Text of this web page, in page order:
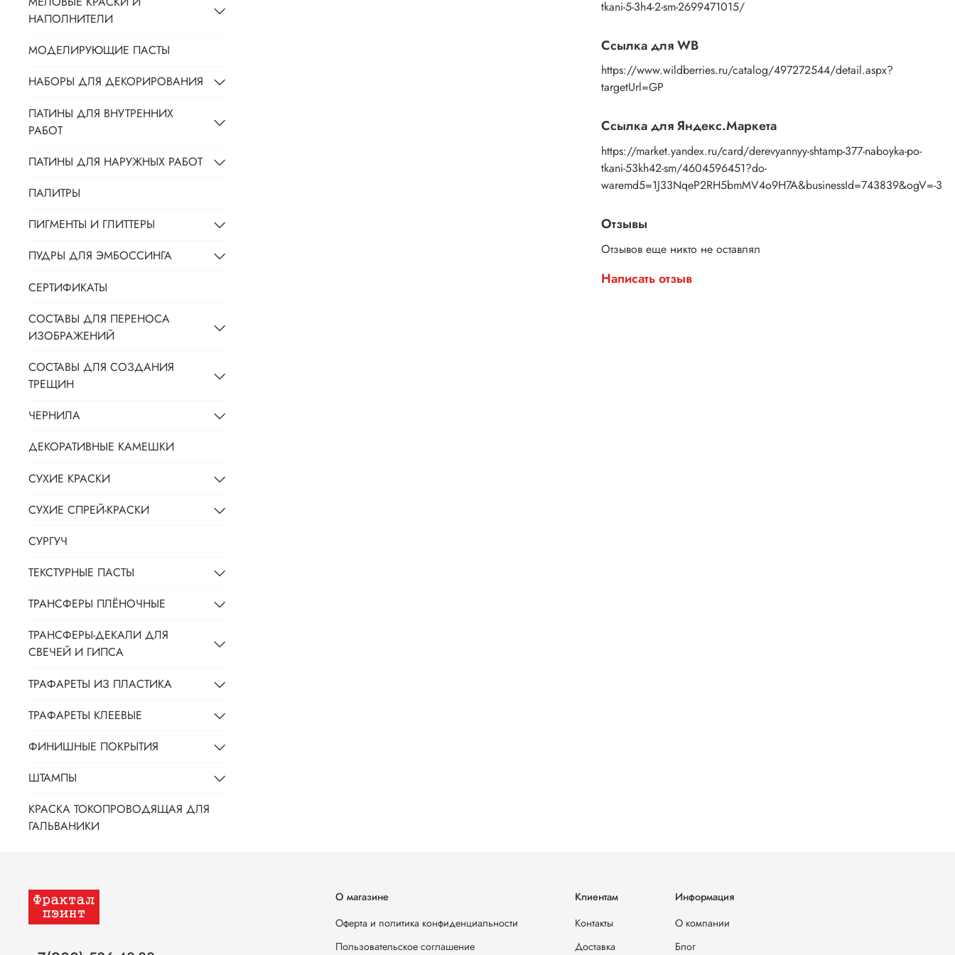
tkani-5-3h4-2-sm-2699471015/
Ссылка для WB
https://www.wildberries.ru/catalog/497272544/detail.aspx?
targetUrl=GP
Ссылка для Яндекс.Маркета
https://market.yandex.ru/card/derevyannyy-shtamp-377-naboyka-po-
tkani-53kh42-sm/4604596451?do-
waremd5=1J33NqeP2RH5bmMV4o9H7A&businessId=743839&ogV=-3
Отзывы
Отзывов еще никто не оставлял
Написать отзыв
НАПОЛНИТЕЛИ
МОДЕЛИРУЮЩИЕ ПАСТЫ
НАБОРЫ ДЛЯ ДЕКОРИРОВАНИЯ
ПАТИНЫ ДЛЯ ВНУТРЕННИХ
РАБОТ
ПАТИНЫ ДЛЯ НАРУЖНЫХ РАБОТ
ПАЛИТРЫ
ПИГМЕНТЫ И ГЛИТТЕРЫ
ПУДРЫ ДЛЯ ЭМБОССИНГА
СЕРТИФИКАТЫ
СОСТАВЫ ДЛЯ ПЕРЕНОСА
ИЗОБРАЖЕНИЙ
СОСТАВЫ ДЛЯ СОЗДАНИЯ
ТРЕЩИН
ЧЕРНИЛА
ДЕКОРАТИВНЫЕ КАМЕШКИ
СУХИЕ КРАСКИ
СУХИЕ СПРЕЙ-КРАСКИ
СУРГУЧ
ТЕКСТУРНЫЕ ПАСТЫ
ТРАНСФЕРЫ ПЛЁНОЧНЫЕ
ТРАНСФЕРЫ-ДЕКАЛИ ДЛЯ
СВЕЧЕЙ И ГИПСА
ТРАФАРЕТЫ ИЗ ПЛАСТИКА
ТРАФАРЕТЫ КЛЕЕВЫЕ
ФИНИШНЫЕ ПОКРЫТИЯ
ШТАМПЫ
КРАСКА ТОКОПРОВОДЯЩАЯ ДЛЯ
ГАЛЬВАНИКИ
О магазине
Оферта и политика конфиденциальности
Пользовательское соглашение
Клиентам
Контакты
Доставка
Информация
О компании
Блог